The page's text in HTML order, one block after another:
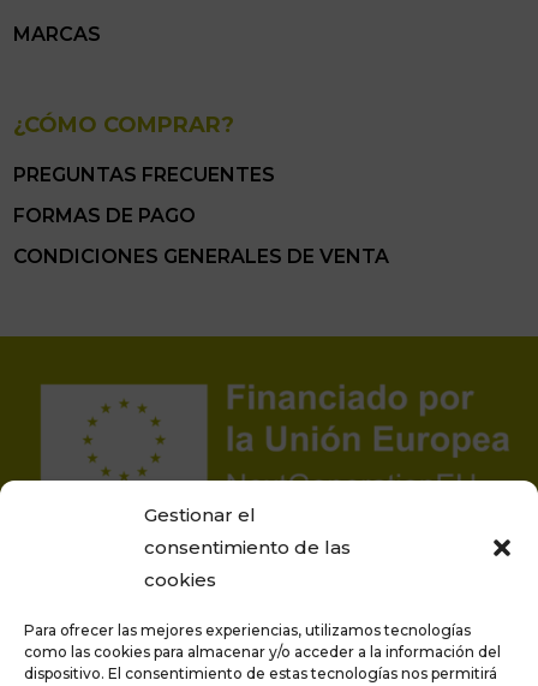
Gestionar el
consentimiento de las
cookies
Para ofrecer las mejores experiencias, utilizamos tecnologías
como las cookies para almacenar y/o acceder a la información del
dispositivo. El consentimiento de estas tecnologías nos permitirá
MARCAS
¿CÓMO COMPRAR?
PREGUNTAS FRECUENTES
FORMAS DE PAGO
CONDICIONES GENERALES DE VENTA